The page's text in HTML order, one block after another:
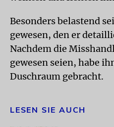
Besonders belastend
gewesen, den er
Nachdem die
gewesen seien, habe
Duschraum gebracht.
LESEN SIE AUCH